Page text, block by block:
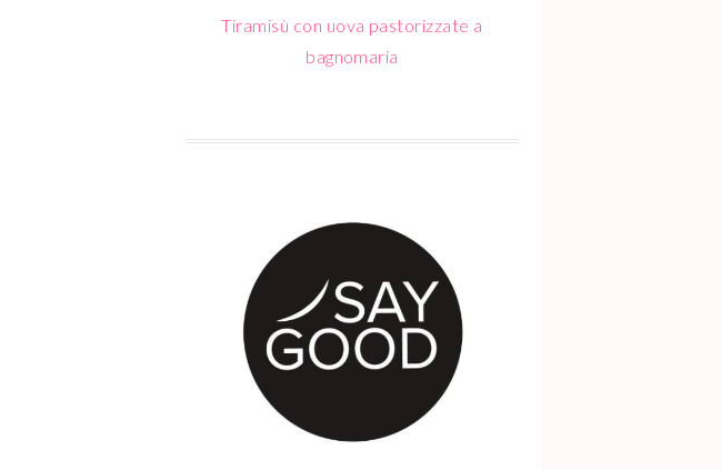
Tiramisù con uova pastorizzate a
bagnomaria